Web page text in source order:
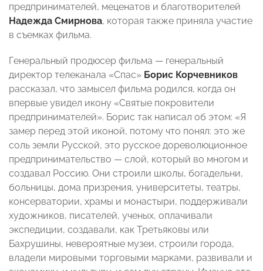
предпринимателей, меценатов и благотворителей
Надежда Смирнова, которая также приняла участие
в съемках фильма.
Генеральный продюсер фильма — генеральный
директор телеканала «Спас» Борис Корчевников
рассказал, что замысел фильма родился, когда он
впервые увидел икону «Святые покровители
предпринимателей». Борис так написал об этом: «Я
замер перед этой иконой, потому что понял: это же
соль земли Русской, это русское дореволюционное
предпринимательство — слой, который во многом и
создавал Россию. Они строили школы, богадельни,
больницы, дома призрения, университеты, театры,
консерватории, храмы и монастыри, поддерживали
художников, писателей, ученых, оплачивали
экспедиции, создавали, как Третьяковы или
Бахрушины, невероятные музеи, строили города,
владели мировыми торговыми марками, развивали и